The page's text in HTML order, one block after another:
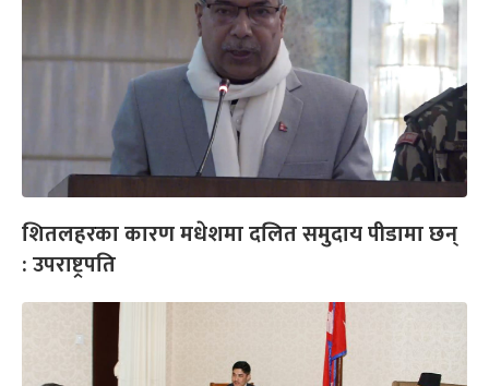
शितलहरका कारण मधेशमा दलित समुदाय पीडामा छन्
: उपराष्ट्रपति